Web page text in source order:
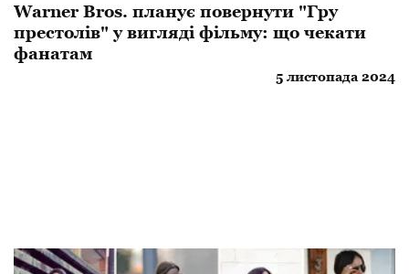
Warner Bros. планує повернути "Гру
престолів" у вигляді фільму: що чекати
фанатам
5 листопада 2024